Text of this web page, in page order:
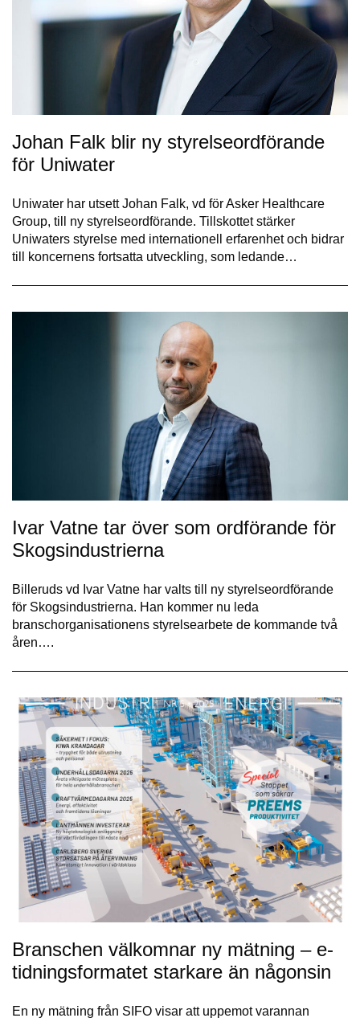
Johan Falk blir ny styrelseordförande
för Uniwater
Uniwater har utsett Johan Falk, vd för Asker Healthcare
Group, till ny styrelseordförande. Tillskottet stärker
Uniwaters styrelse med internationell erfarenhet och bidrar
till koncernens fortsatta utveckling, som ledande…
Ivar Vatne tar över som ordförande för
Skogsindustrierna
Billeruds vd Ivar Vatne har valts till ny styrelseordförande
för Skogsindustrierna. Han kommer nu leda
branschorganisationens styrelsearbete de kommande två
åren….
Branschen välkomnar ny mätning – e-
tidningsformatet starkare än någonsin
En ny mätning från SIFO visar att uppemot varannan